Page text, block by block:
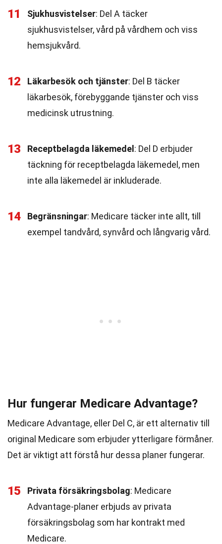
11 Sjukhusvistelser: Del A täcker
sjukhusvistelser, vård på vårdhem och viss
hemsjukvård.
12 Läkarbesök och tjänster: Del B täcker
läkarbesök, förebyggande tjänster och viss
medicinsk utrustning.
13 Receptbelagda läkemedel : Del D erbjuder
täckning för receptbelagda läkemedel, men
inte alla läkemedel är inkluderade.
14 Begränsningar: Medicare täcker inte allt, till
exempel tandvård, synvård och långvarig vård.
Hur fungerar Medicare Advantage?
Medicare Advantage, eller Del C, är ett alternativ till
original Medicare som erbjuder ytterligare förmåner.
Det är viktigt att förstå hur dessa planer fungerar.
15 Privata försäkringsbolag: Medicare
Advantage-planer erbjuds av privata
försäkringsbolag som har kontrakt med
Medicare.